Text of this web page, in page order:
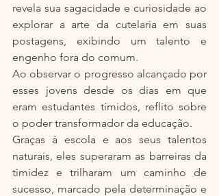
revela sua sagacidade e curiosidade ao
explorar a arte da cutelaria em suas
postagens, exibindo um talento e
engenho fora do comum.
Ao observar o progresso alcançado por
esses jovens desde os dias em que
eram estudantes tímidos, reflito sobre
o poder transformador da educação.
Graças à escola e aos seus talentos
naturais, eles superaram as barreiras da
timidez e trilharam um caminho de
sucesso, marcado pela determinação e